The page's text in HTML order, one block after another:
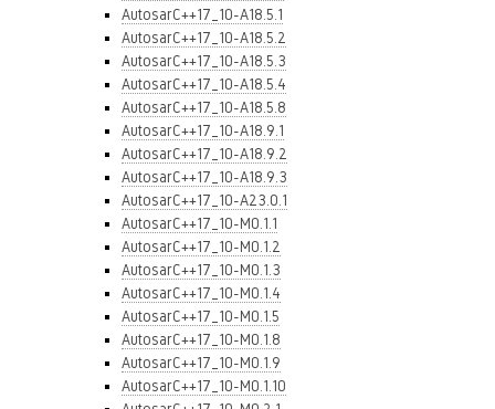
AutosarC++17_10-A18.5.1
AutosarC++17_10-A18.5.2
AutosarC++17_10-A18.5.3
AutosarC++17_10-A18.5.4
AutosarC++17_10-A18.5.8
AutosarC++17_10-A18.9.1
AutosarC++17_10-A18.9.2
AutosarC++17_10-A18.9.3
AutosarC++17_10-A23.0.1
AutosarC++17_10-M0.1.1
AutosarC++17_10-M0.1.2
AutosarC++17_10-M0.1.3
AutosarC++17_10-M0.1.4
AutosarC++17_10-M0.1.5
AutosarC++17_10-M0.1.8
AutosarC++17_10-M0.1.9
AutosarC++17_10-M0.1.10